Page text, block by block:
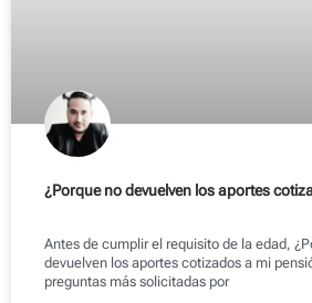
¿Porque no devuelven los aportes
Antes de cumplir el requisito de la edad,
devuelven los aportes cotizados a mi
preguntas más solicitadas por